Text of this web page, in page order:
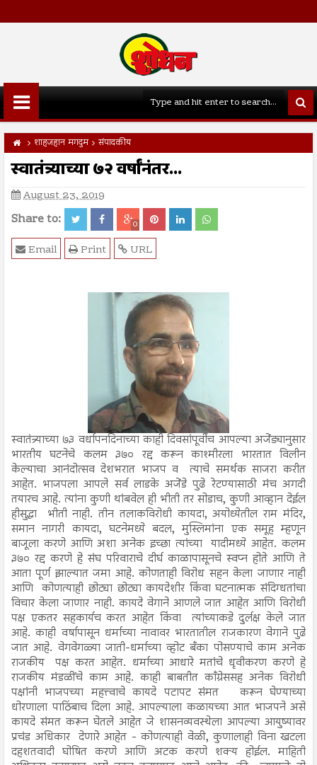
शाहजहान मगदुम संपादकीय
स्वातंत्र्याच्या ७२ वर्षांनंतर...
August 23, 2019
Share to: 0
URL
Print
Email
स्वातंत्र्याच्या ७३ वर्धापनदिनाच्या काही दिवसांपूर्वीच आपल्या अजेंड्यानुसार
भारतीय घटनेचे कलम ३७० रद्द करून काश्मीरला भारतात विलीन
केल्याचा आनंदोत्सव देशभरात भाजप व त्याचे समर्थक साजरा करीत
आहेत. भाजपला आपले सर्व लाडके अजेंडे पुढे रेटण्यासाठी मंच अगदी
तयारच आहे. त्यांना कुणी थांबवेल ही भीती तर सोडाच, कुणी आव्हान देईल
हीसुद्धा भीती नाही. तीन तलाकविरोधी कायदा, अयोध्येतील राम मंदिर,
समान नागरी कायदा, घटनेमध्ये बदल, मुस्लिमांना एक समूह म्हणून
बाजूला करणे आणि अशा अनेक इच्छा त्यांच्या यादीमध्ये आहेत. कलम
३७० रद्द करणे हे संघ परिवाराचे दीर्घ काळापासूनचे स्वप्न होते आणि ते
आता पूर्ण झाल्यात जमा आहे. कोणताही विरोध सहन केला जाणार नाही
आणि कोणत्याही छोट्या छोट्या कायदेशीर किंवा घटनात्मक संदिग्धतांचा
विचार केला जाणार नाही. कायदे वेगाने आणले जात आहेत आणि विरोधी
पक्ष एकतर सहकार्यच करत आहेत किंवा त्यांच्याकडे दुर्लक्ष केले जात
आहे. काही वर्षापासून धर्माच्या नावावर भारतातील राजकारण वेगाने पुढे
जात आहे. वेगवेगळ्या जाती-धर्माच्या व्होट बँका पोसण्याचे काम अनेक
राजकीय पक्ष करत आहेत. धर्माच्या आधारे मतांचे धृवीकरण करणे हे
राजकीय मंडळींचे काम आहे. काही बाबतीत काँग्रेससह अनेक विरोधी
पक्षांनी भाजपच्या महत्त्वाचे कायदे पटापट संमत करून घेण्याच्या
धोरणाला पाठिंबाच दिला आहे. आपल्याला कळायच्या आत भाजपने असे
कायदे संमत करून घेतले आहेत जे शासनव्यवस्थेला आपल्या आयुष्यावर
प्रचंड अधिकार देणारे आहेत - कोणत्याही वेळी, कुणालाही विना खटला
दहशतवादी घोषित करणे आणि अटक करणे शक्य होईल. माहिती